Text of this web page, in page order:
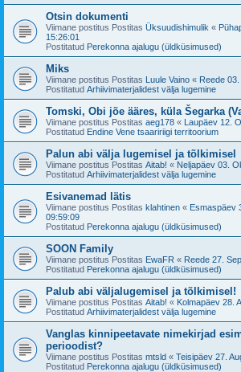
Otsin dokumenti
Viimane postitus Postitas Üksuudishimulik «
15:26:01
Postitatud Perekonna ajalugu (üldküsimused)
Miks
Viimane postitus Postitas Luule Vaino « Reede
Postitatud Arhiivimaterjalidest välja lugemine
Tomski, Obi jõe ääres, küla Šegarka
Viimane postitus Postitas aeg178 « Laupäev 12.
Postitatud Endine Vene tsaaririigi territoorium
Palun abi välja lugemisel ja tõlkimisel
Viimane postitus Postitas Aitab! « Neljapäev 03.
Postitatud Arhiivimaterjalidest välja lugemine
Esivanemad lätis
Viimane postitus Postitas klahtinen « Esmaspäev
09:59:09
Postitatud Perekonna ajalugu (üldküsimused)
SOON Family
Viimane postitus Postitas EwaFR « Reede 27.
Postitatud Perekonna ajalugu (üldküsimused)
Palub abi väljalugemisel ja tõlkimisel!
Viimane postitus Postitas Aitab! « Kolmapäev 28.
Postitatud Arhiivimaterjalidest välja lugemine
Vanglas kinnipeetavate nimekirjad
perioodist?
Viimane postitus Postitas mtsld « Teisipäev 27.
Postitatud Perekonna ajalugu (üldküsimused)